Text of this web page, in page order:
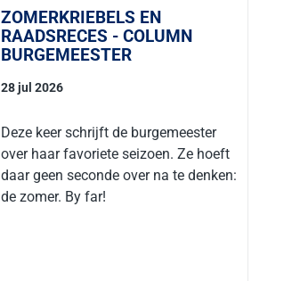
ZOMERKRIEBELS EN
RAADSRECES - COLUMN
BURGEMEESTER
28 jul 2026
Deze keer schrijft de burgemeester
over haar favoriete seizoen. Ze hoeft
daar geen seconde over na te denken:
de zomer. By far!